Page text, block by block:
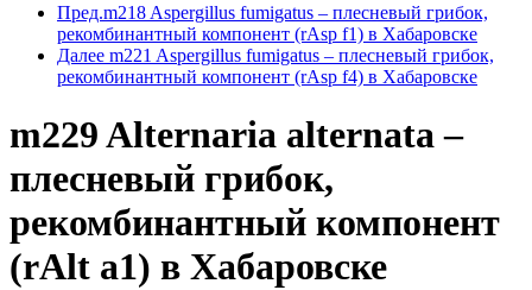
Пред.m218 Aspergillus fumigatus – плесневый грибок,
рекомбинантный компонент (rAsp f1) в Хабаровске
Далее m221 Aspergillus fumigatus – плесневый грибок,
рекомбинантный компонент (rAsp f4) в Хабаровске
m229 Alternaria alternata –
плесневый грибок,
рекомбинантный компонент
(rAlt a1) в Хабаровске